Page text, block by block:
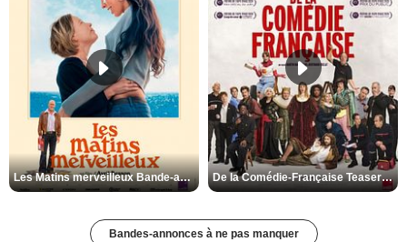
Les Matins merveilleux Bande-annonce VF De la Comédie-Française Teaser VF
Bandes-annonces à ne pas manquer